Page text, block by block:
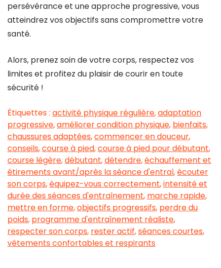
persévérance et une approche progressive, vous
atteindrez vos objectifs sans compromettre votre
santé.
Alors, prenez soin de votre corps, respectez vos
limites et profitez du plaisir de courir en toute
sécurité !
Étiquettes : activité physique régulière,adaptation
progressive,améliorer condition physique, bienfaits,
chaussures adaptées,commencer en douceur,
conseils,course à pied,course à pied pour débutant,
course légère,débutant,détendre,échauffement et
étirements avant/après la séance d'entraî,écouter
son corps,équipez-vous correctement,intensité et
durée des séances d'entraînement, marche rapide,
mettre en forme,objectifs progressifs, perdre du
poids, programme d'entraînement réaliste,
respecter son corps, rester actif,séances courtes,
vêtements confortables et respirants